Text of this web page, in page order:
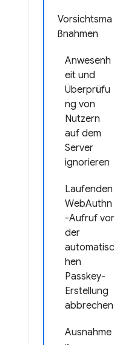
Vorsichtsma
ßnahmen
Anwesenh
eit und
Überprüfu
ng von
Nutzern
auf dem
Server
ignorieren
Laufenden
WebAuthn
-Aufruf vor
der
automatisc
hen
Passkey-
Erstellung
abbrechen
Ausnahme